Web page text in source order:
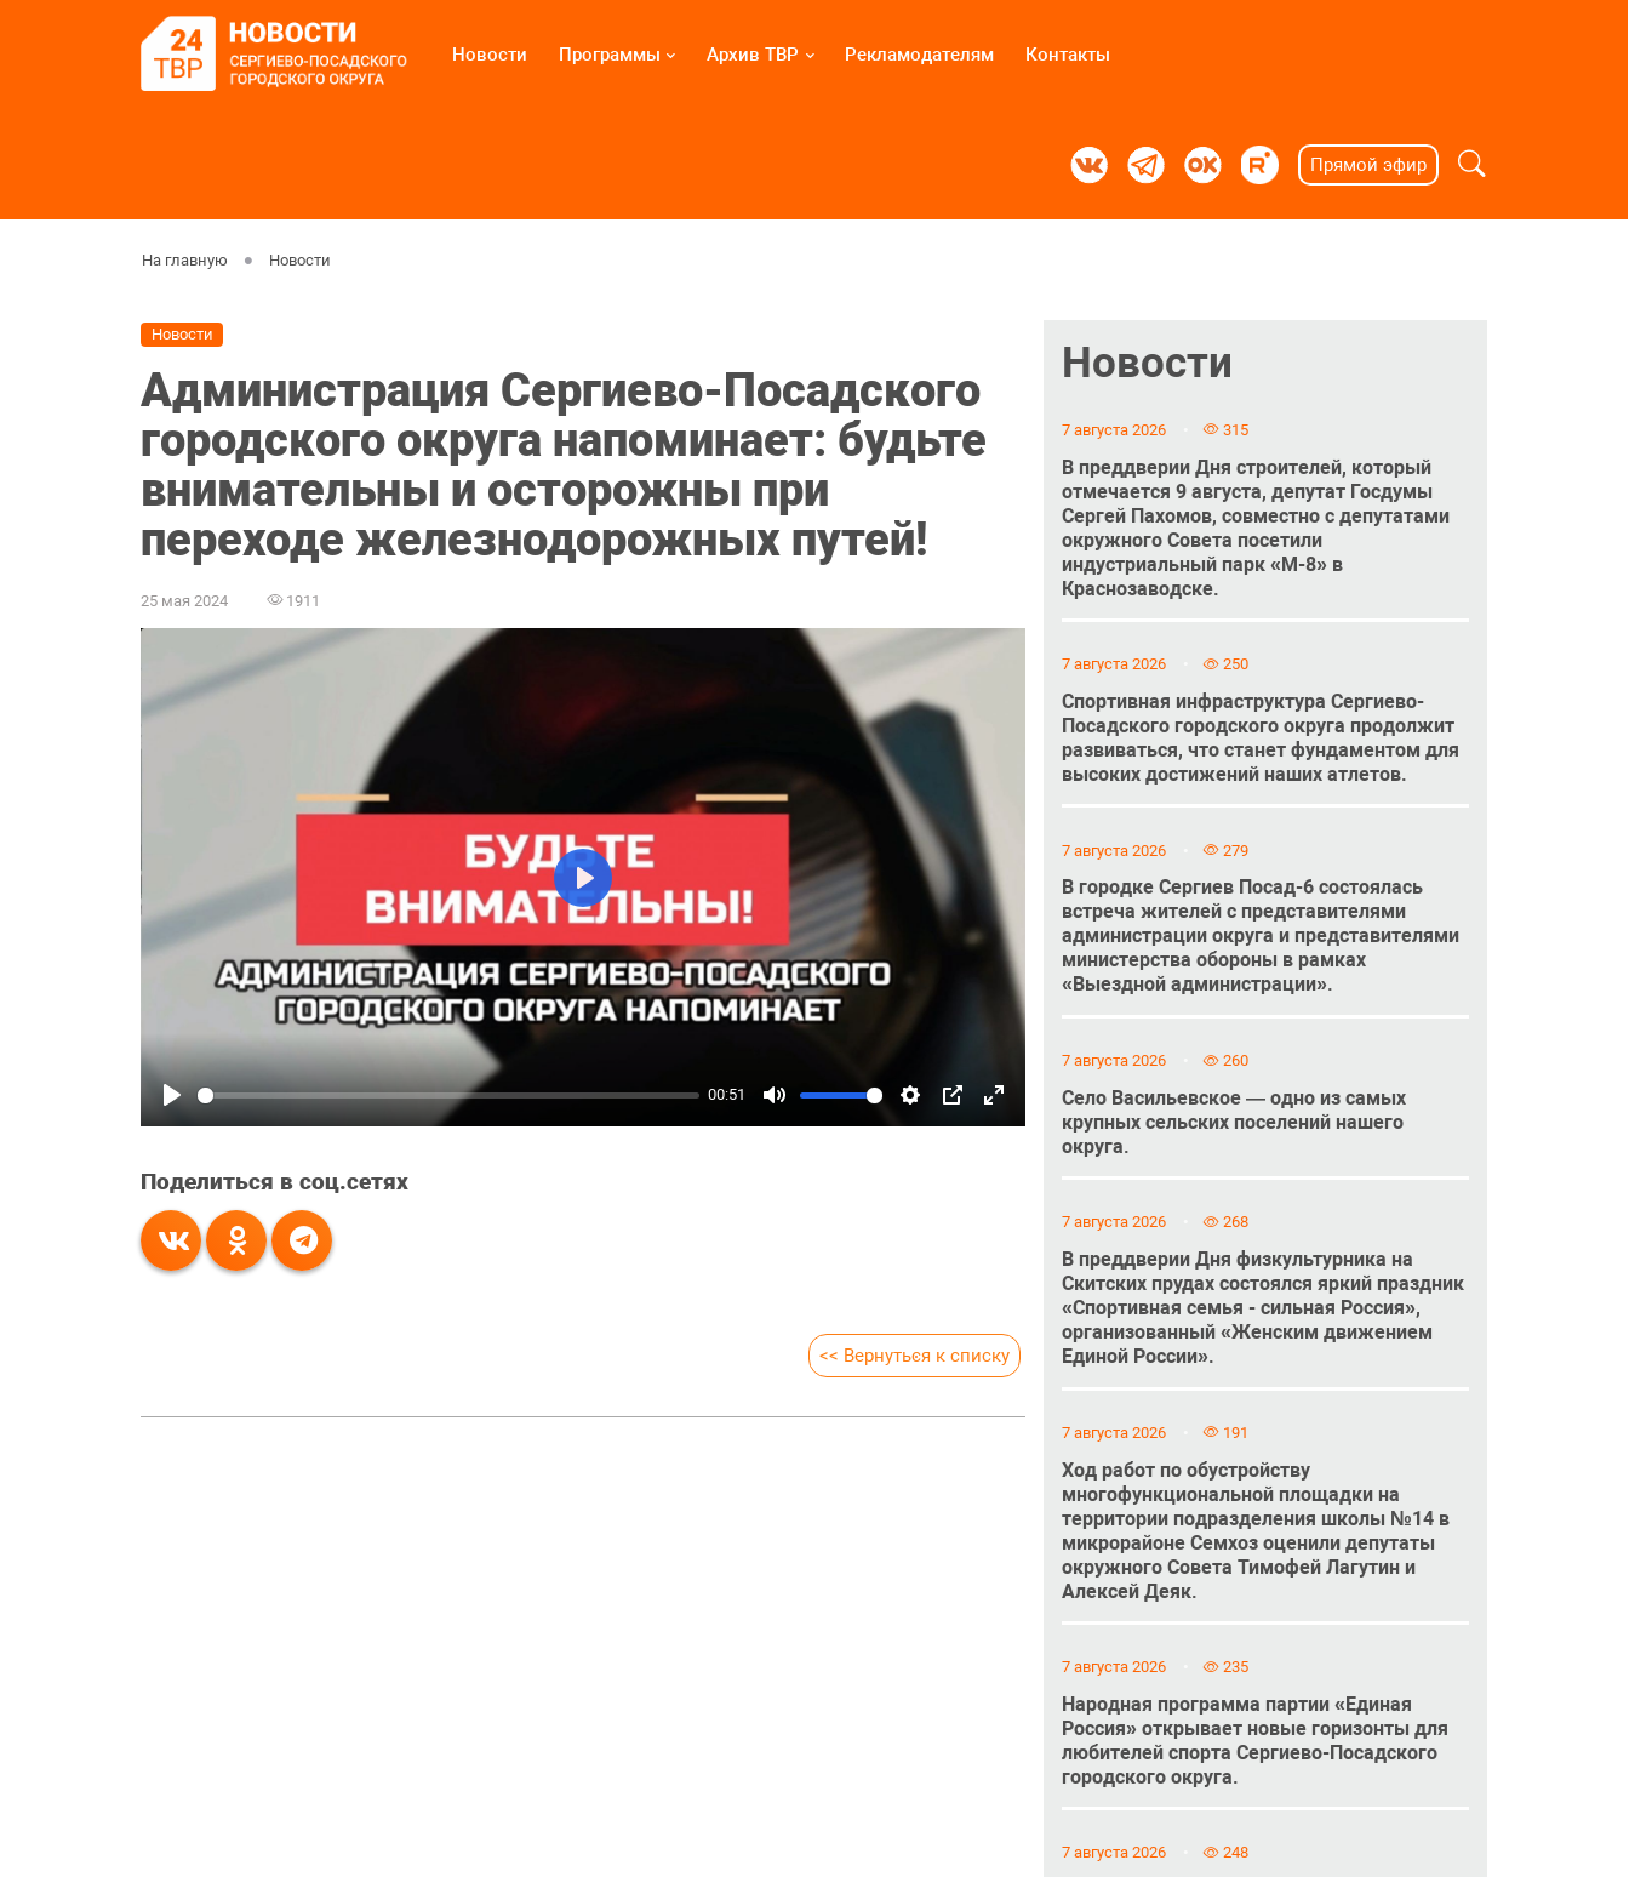
Новости Программы Архив ТВР Рекламодателям Контакты
Прямой эфир
На главную Новости
Новости
Администрация Сергиево-Посадского
городского округа напоминает: будьте
внимательны и осторожны при
переходе железнодорожных путей!
25 мая 2024 1911
Play
00:51
fullscreen
Play
Поделиться в соц.сетях
<< Вернуться к списку
Новости
7 августа 2026 315
В преддверии Дня строителей, который
отмечается 9 августа, депутат Госдумы
Сергей Пахомов, совместно с депутатами
окружного Совета посетили
индустриальный парк «М-8» в
Краснозаводске.
7 августа 2026 250
Спортивная инфраструктура Сергиево-
Посадского городского округа продолжит
развиваться, что станет фундаментом для
высоких достижений наших атлетов.
7 августа 2026 279
В городке Сергиев Посад-6 состоялась
встреча жителей с представителями
администрации округа и представителями
министерства обороны в рамках
«Выездной администрации».
7 августа 2026 260
Село Васильевское — одно из самых
крупных сельских поселений нашего
округа.
7 августа 2026 268
В преддверии Дня физкультурника на
Скитских прудах состоялся яркий праздник
«Спортивная семья - сильная Россия»,
организованный «Женским движением
Единой России».
7 августа 2026 191
Ход работ по обустройству
многофункциональной площадки на
территории подразделения школы №14 в
микрорайоне Семхоз оценили депутаты
окружного Совета Тимофей Лагутин и
Алексей Деяк.
7 августа 2026 235
Народная программа партии «Единая
Россия» открывает новые горизонты для
любителей спорта Сергиево-Посадского
городского округа.
7 августа 2026 248